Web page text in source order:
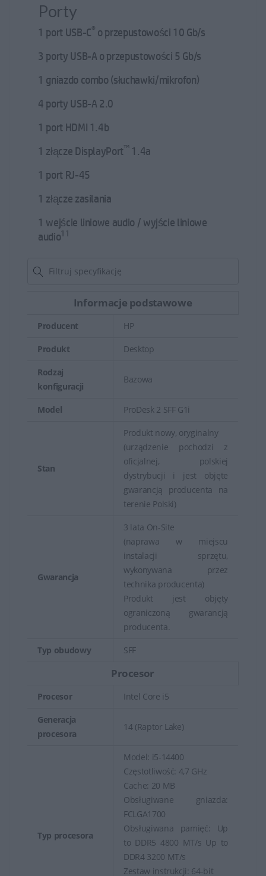
Porty
1 port USB-C® o przepustowości 10 Gb/s
3 porty USB-A o przepustowości 5 Gb/s
1 gniazdo combo (słuchawki/mikrofon)
4 porty USB-A 2.0
1 port HDMI 1.4b
1 złącze DisplayPort™ 1.4a
1 port RJ-45
1 złącze zasilania
1 wejście liniowe audio / wyjście liniowe
audio11
Informacje podstawowe
Producent HP
Produkt Desktop
Rodzaj
konfiguracji
Bazowa
Model ProDesk 2 SFF G1i
Stan
Produkt nowy, oryginalny
(urządzenie pochodzi z
oficjalnej, polskiej
dystrybucji i jest objęte
gwarancją producenta na
terenie Polski)
Gwarancja
3 lata On-Site
(naprawa w miejscu
instalacji sprzętu,
wykonywana przez
technika producenta)
Produkt jest objęty
ograniczoną gwarancją
producenta.
Typ obudowy SFF
Procesor
Procesor Intel Core i5
Generacja
procesora
14 (Raptor Lake)
Typ procesora
Model: i5-14400
Częstotliwość: 4,7 GHz
Cache: 20 MB
Obsługiwane gniazda:
FCLGA1700
Obsługiwana pamięć: Up
to DDR5 4800 MT/s Up to
DDR4 3200 MT/s
Zestaw instrukcji: 64-bit